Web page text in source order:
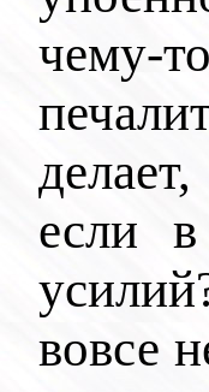
чему-
если
вовсе